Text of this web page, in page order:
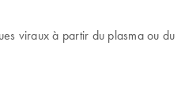
viraux à partir du plasma ou du